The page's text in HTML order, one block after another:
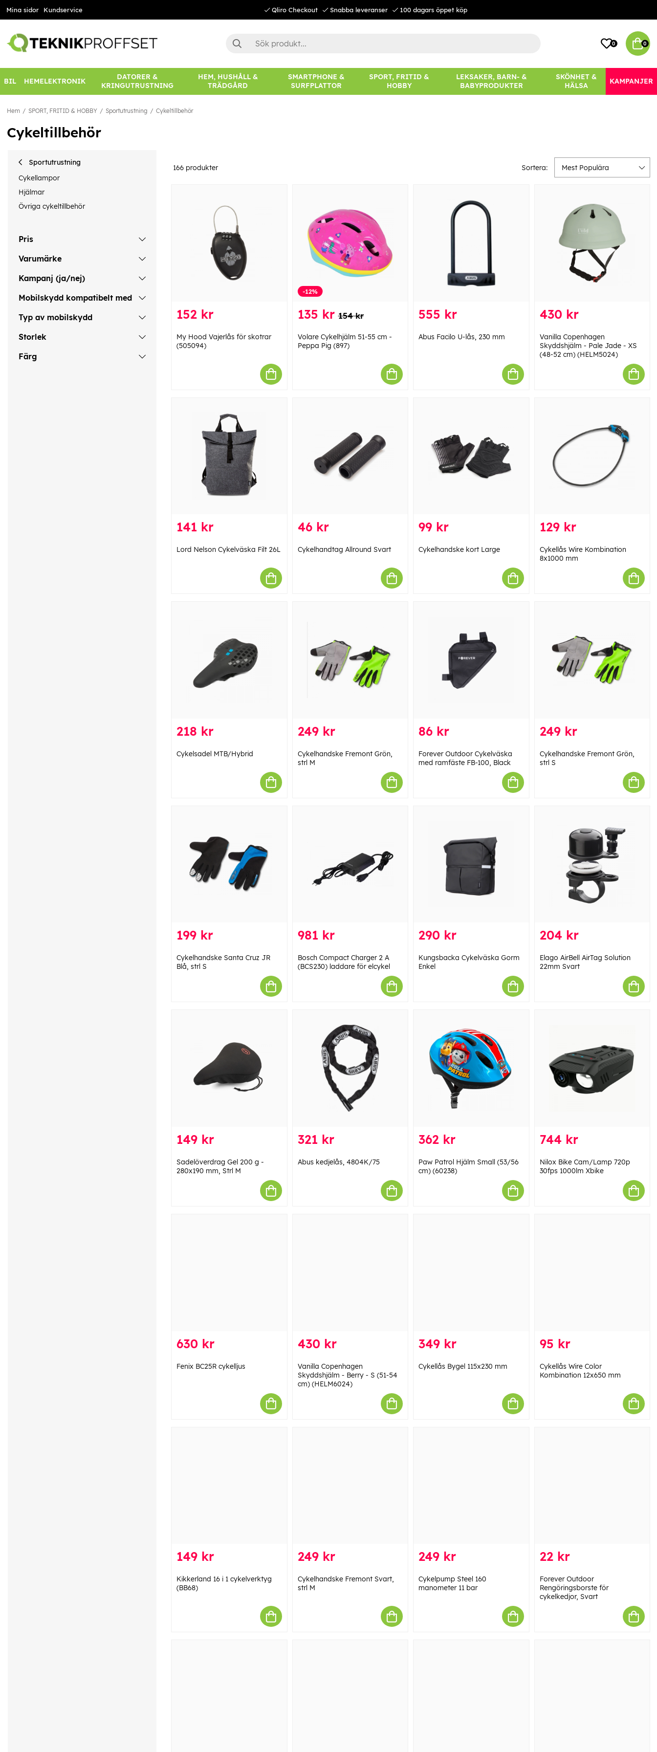
Mina sidor Kundservice Qliro Checkout Snabba leveranser 100 dagars öppet köp
0 0
BIL HEMELEKTRONIK
DATORER &
KRINGUTRUSTNING
HEM, HUSHÅLL &
TRÄDGÅRD
SMARTPHONE &
SURFPLATTOR
SPORT, FRITID &
HOBBY
LEKSAKER, BARN- &
BABYPRODUKTER
SKÖNHET &
HÄLSA
KAMPANJER
Hem SPORT, FRITID & HOBBY Sportutrustning Cykeltillbehör
Cykeltillbehör
Sportutrustning
Cykellampor
Hjälmar
Övriga cykeltillbehör
Pris
Varumärke
Kampanj (ja/nej)
Mobilskydd kompatibelt med
Typ av mobilskydd
Storlek
Färg
166 produkter Sortera: Mest Populära
152 kr
My Hood Vajerlås för skotrar
(505094)
-12%
135 kr 154 kr
Volare Cykelhjälm 51-55 cm -
Peppa Pig (897)
555 kr
Abus Facilo U-lås, 230 mm
430 kr
Vanilla Copenhagen
Skyddshjälm - Pale Jade - XS
(48-52 cm) (HELM5024)
141 kr
Lord Nelson Cykelväska Filt 26L
46 kr
Cykelhandtag Allround Svart
99 kr
Cykelhandske kort Large
129 kr
Cykellås Wire Kombination
8x1000 mm
218 kr
Cykelsadel MTB/Hybrid
249 kr
Cykelhandske Fremont Grön,
strl M
86 kr
Forever Outdoor Cykelväska
med ramfäste FB-100, Black
249 kr
Cykelhandske Fremont Grön,
strl S
199 kr
Cykelhandske Santa Cruz JR
Blå, strl S
981 kr
Bosch Compact Charger 2 A
(BCS230) laddare för elcykel
290 kr
Kungsbacka Cykelväska Gorm
Enkel
204 kr
Elago AirBell AirTag Solution
22mm Svart
149 kr
Sadelöverdrag Gel 200 g -
280x190 mm, Strl M
321 kr
Abus kedjelås, 4804K/75
362 kr
Paw Patrol Hjälm Small (53/56
cm) (60238)
744 kr
Nilox Bike Cam/Lamp 720p
30fps 1000lm Xbike
630 kr
Fenix ​​BC25R cykelljus
430 kr
Vanilla Copenhagen
Skyddshjälm - Berry - S (51-54
cm) (HELM6024)
349 kr
Cykellås Bygel 115x230 mm
95 kr
Cykellås Wire Color
Kombination 12x650 mm
149 kr
Kikkerland 16 i 1 cykelverktyg
(BB68)
249 kr
Cykelhandske Fremont Svart,
strl M
249 kr
Cykelpump Steel 160
manometer 11 bar
22 kr
Forever Outdoor
Rengöringsborste för
cykelkedjor, Svart